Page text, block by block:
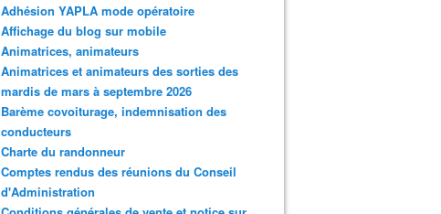
Adhésion YAPLA mode opératoire
Affichage du blog sur mobile
Animatrices, animateurs
Animatrices et animateurs des sorties des
mardis de mars à septembre 2026
Barème covoiturage, indemnisation des
conducteurs
Charte du randonneur
Comptes rendus des réunions du Conseil
d'Administration